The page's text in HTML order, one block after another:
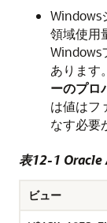
Windows
領域使用
Windows
あります
ーのプロ
は値はフ
なす必要
表12-1 Oracle
ビュー